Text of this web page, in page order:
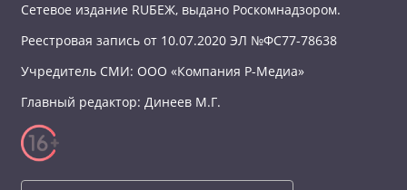
Сетевое издание RUБЕЖ, выдано Роскомнадзором.
Реестровая запись от 10.07.2020 ЭЛ №ФС77-78638
Учредитель СМИ: ООО «Компания Р-Медиа»
Главный редактор: Динеев М.Г.